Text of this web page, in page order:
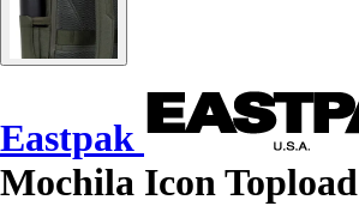
Eastpak
Mochila Icon Topload